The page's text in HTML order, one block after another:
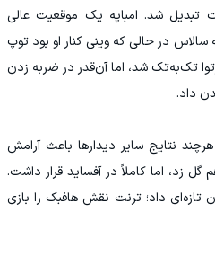
تبدیل شد. امباپه یک موقعیت عالی
سالاس در حالی که وینی کنار او بود توپ
تک‌به‌تک شد، اما آن‌قدر در ضربه زدن
داد.
نتایج سایر دیدارها باعث آرامش
زد، اما کاملاً در آفساید قرار داشت.
تازه‌ای داد؛ ترنت نقش هافبک را بازی